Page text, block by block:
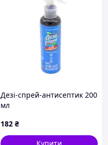
Дезі-спрей-антисептик 200
мл
182 ₴